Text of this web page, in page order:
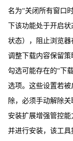
名为“关闭所有窗口
下该功能处于开启
状态），阻止浏览器
调整下载内容保留策
勾选可能存在的“下
选项。这些设置若
除，必须手动解除关
安装扩展增强管控能
并进行安装，该工